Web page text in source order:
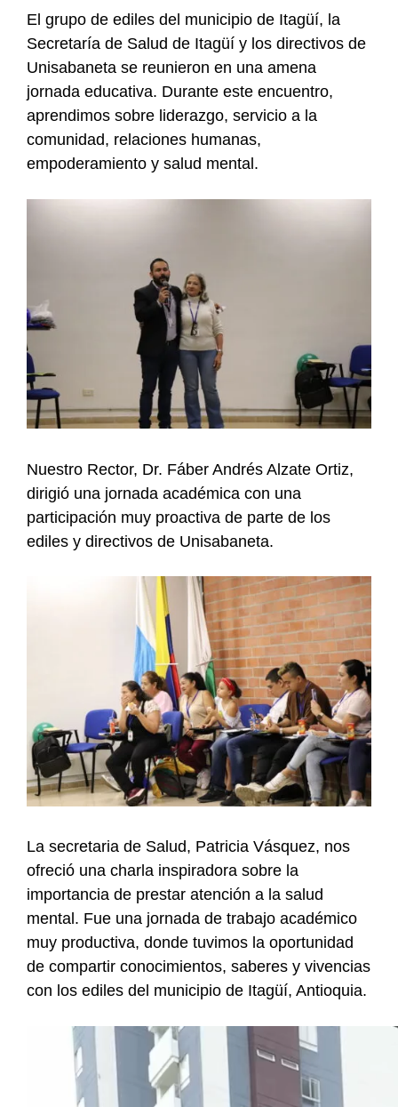
El grupo de ediles del municipio de Itagüí, la
Secretaría de Salud de Itagüí y los directivos de
Unisabaneta se reunieron en una amena
jornada educativa. Durante este encuentro,
aprendimos sobre liderazgo, servicio a la
comunidad, relaciones humanas,
empoderamiento y salud mental.
Nuestro Rector, Dr. Fáber Andrés Alzate Ortiz,
dirigió una jornada académica con una
participación muy proactiva de parte de los
ediles y directivos de Unisabaneta.
La secretaria de Salud, Patricia Vásquez, nos
ofreció una charla inspiradora sobre la
importancia de prestar atención a la salud
mental. Fue una jornada de trabajo académico
muy productiva, donde tuvimos la oportunidad
de compartir conocimientos, saberes y vivencias
con los ediles del municipio de Itagüí, Antioquia.